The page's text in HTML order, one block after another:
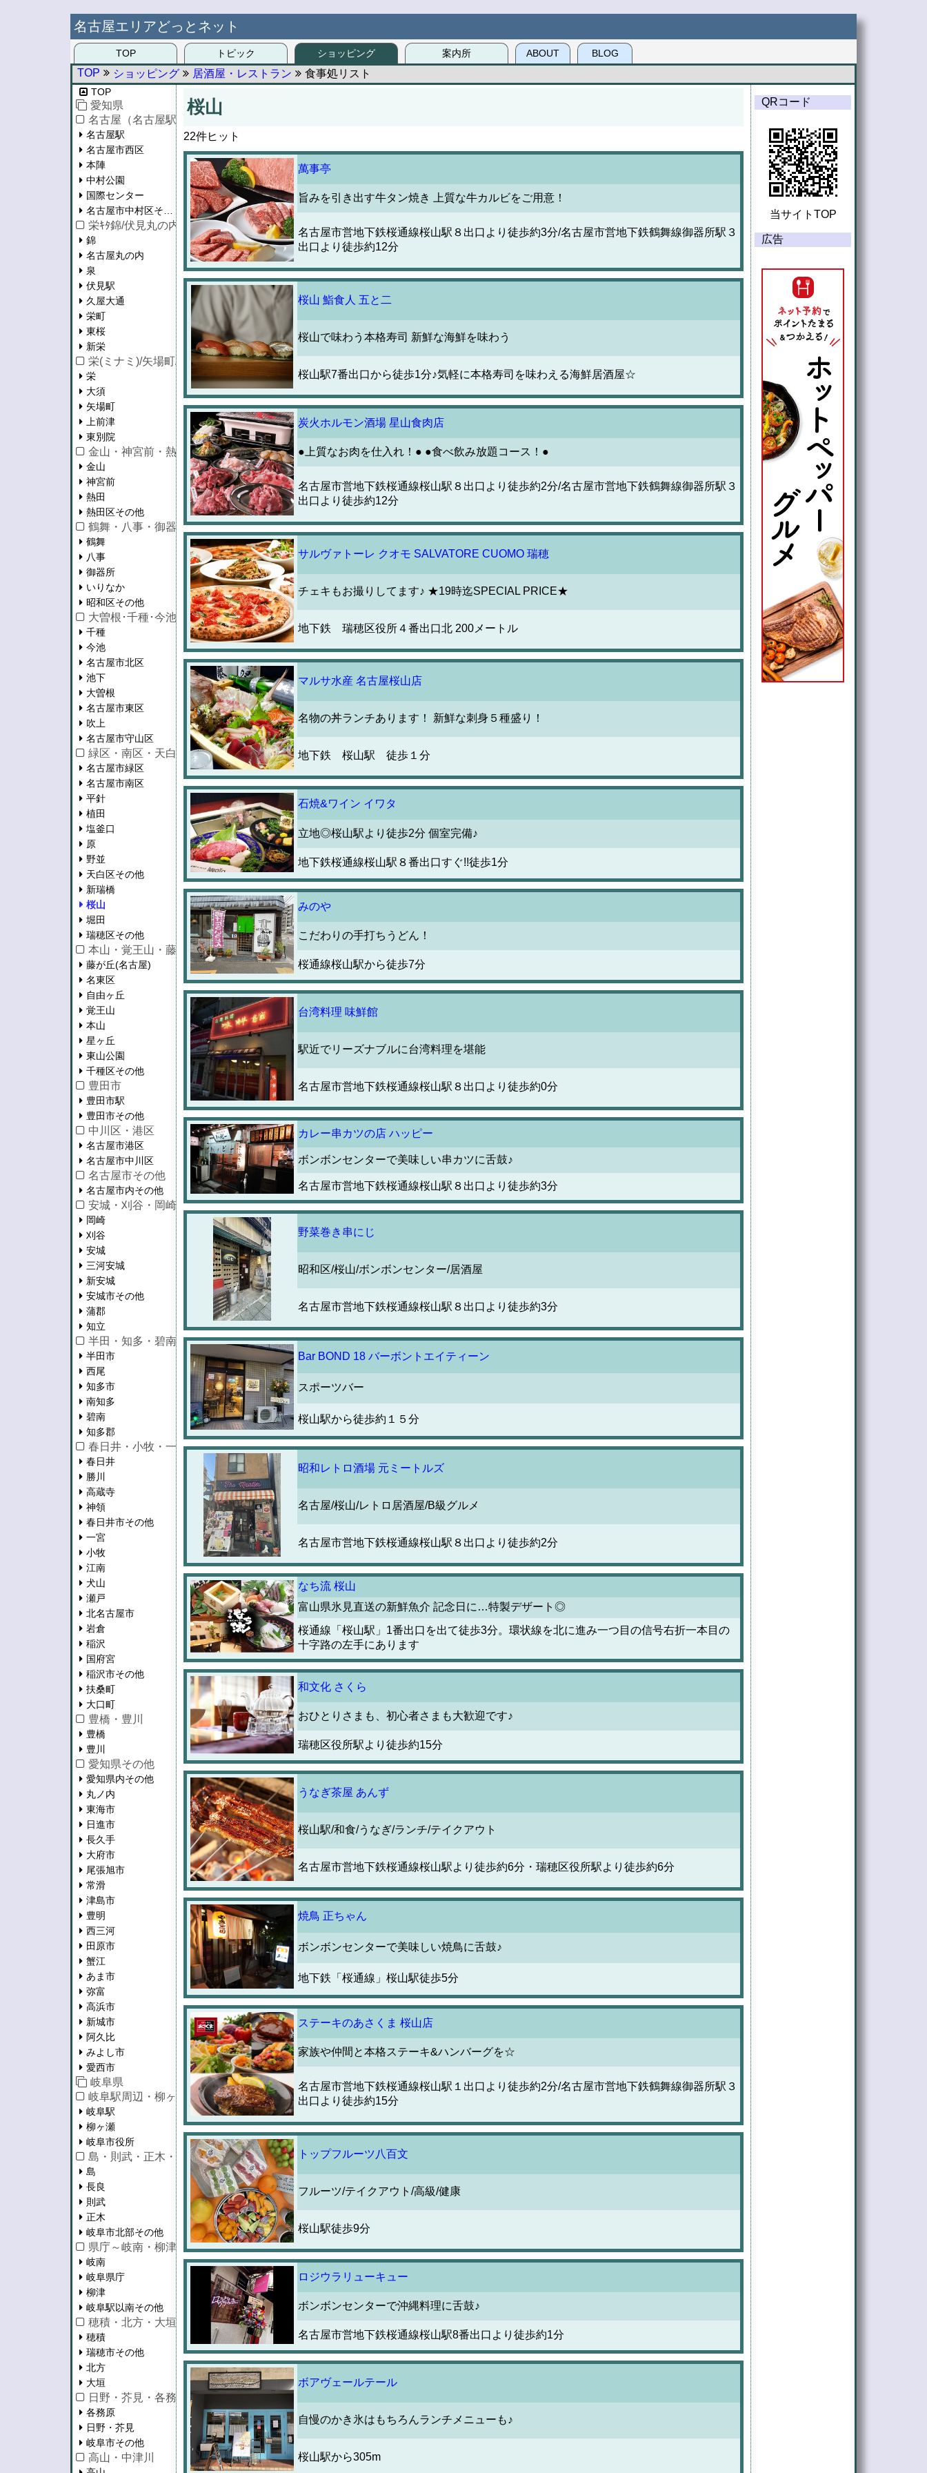
名古屋エリアどっとネット
TOP トピック ショッピング 案内所 ABOUT BLOG
TOP ショッピング 居酒屋・レストラン 食事処リスト
桜山
22件ヒット
萬事亭
旨みを引き出す牛タン焼き 上質な牛カルビをご用意！
名古屋市営地下鉄桜通線桜山駅８出口より徒歩約3分/名古屋市営地下鉄鶴舞線御器所駅３
出口より徒歩約12分
桜山 鮨食人 五と二
桜山で味わう本格寿司 新鮮な海鮮を味わう
桜山駅7番出口から徒歩1分♪気軽に本格寿司を味わえる海鮮居酒屋☆
炭火ホルモン酒場 星山食肉店
●上質なお肉を仕入れ！● ●食べ飲み放題コース！●
名古屋市営地下鉄桜通線桜山駅８出口より徒歩約2分/名古屋市営地下鉄鶴舞線御器所駅３
出口より徒歩約12分
サルヴァトーレ クオモ SALVATORE CUOMO 瑞穂
チェキもお撮りしてます♪ ★19時迄SPECIAL PRICE★
地下鉄 瑞穂区役所４番出口北 200メートル
マルサ水産 名古屋桜山店
名物の丼ランチあります！ 新鮮な刺身５種盛り！
地下鉄 桜山駅 徒歩１分
石焼&ワイン イワタ
立地◎桜山駅より徒歩2分 個室完備♪
地下鉄桜通線桜山駅８番出口すぐ!!徒歩1分
みのや
こだわりの手打ちうどん！
桜通線桜山駅から徒歩7分
台湾料理 味鮮館
駅近でリーズナブルに台湾料理を堪能
名古屋市営地下鉄桜通線桜山駅８出口より徒歩約0分
カレー串カツの店 ハッピー
ボンボンセンターで美味しい串カツに舌鼓♪
名古屋市営地下鉄桜通線桜山駅８出口より徒歩約3分
野菜巻き串にじ
昭和区/桜山/ボンボンセンター/居酒屋
名古屋市営地下鉄桜通線桜山駅８出口より徒歩約3分
Bar BOND 18 バーボントエイティーン
スポーツバー
桜山駅から徒歩約１５分
昭和レトロ酒場 元ミートルズ
名古屋/桜山/レトロ居酒屋/B級グルメ
名古屋市営地下鉄桜通線桜山駅８出口より徒歩約2分
なち流 桜山
富山県氷見直送の新鮮魚介 記念日に…特製デザート◎
桜通線「桜山駅」1番出口を出て徒歩3分。環状線を北に進み一つ目の信号右折一本目の
十字路の左手にあります
和文化 さくら
おひとりさまも、初心者さまも大歓迎です♪
瑞穂区役所駅より徒歩約15分
うなぎ茶屋 あんず
桜山駅/和食/うなぎ/ランチ/テイクアウト
名古屋市営地下鉄桜通線桜山駅より徒歩約6分・瑞穂区役所駅より徒歩約6分
焼鳥 正ちゃん
ボンボンセンターで美味しい焼鳥に舌鼓♪
地下鉄「桜通線」桜山駅徒歩5分
ステーキのあさくま 桜山店
家族や仲間と本格ステーキ&ハンバーグを☆
名古屋市営地下鉄桜通線桜山駅１出口より徒歩約2分/名古屋市営地下鉄鶴舞線御器所駅３
出口より徒歩約15分
トップフルーツ八百文
フルーツ/テイクアウト/高級/健康
桜山駅徒歩9分
ロジウラリューキュー
ボンボンセンターで沖縄料理に舌鼓♪
名古屋市営地下鉄桜通線桜山駅8番出口より徒歩約1分
ボアヴェールテール
自慢のかき氷はもちろんランチメニューも♪
桜山駅から305m
TOP
愛知県
名古屋（名古屋駅/西区/中村区）
名古屋駅
名古屋市西区
本陣
中村公園
国際センター
名古屋市中村区その他
栄ｷﾀ錦/伏見丸の内/泉/東桜/新栄
錦
名古屋丸の内
泉
伏見駅
久屋大通
栄町
東桜
新栄
栄(ミナミ)/矢場町/大須/上前津
栄
大須
矢場町
上前津
東別院
金山・神宮前・熱田区
金山
神宮前
熱田
熱田区その他
鶴舞・八事・御器所
鶴舞
八事
御器所
いりなか
昭和区その他
大曽根･千種･今池･池下･守山区
千種
今池
名古屋市北区
池下
大曽根
名古屋市東区
吹上
名古屋市守山区
緑区・南区・天白区・瑞穂区
名古屋市緑区
名古屋市南区
平針
植田
塩釜口
原
野並
天白区その他
新瑞橋
桜山
堀田
瑞穂区その他
本山・覚王山・藤が丘
藤が丘(名古屋)
名東区
自由ヶ丘
覚王山
本山
星ヶ丘
東山公園
千種区その他
豊田市
豊田市駅
豊田市その他
中川区・港区
名古屋市港区
名古屋市中川区
名古屋市その他
名古屋市内その他
安城・刈谷・岡崎・知立・蒲郡
岡崎
刈谷
安城
三河安城
新安城
安城市その他
蒲郡
知立
半田・知多・碧南・西尾
半田市
西尾
知多市
南知多
碧南
知多郡
春日井・小牧・一宮・江南・瀬戸
春日井
勝川
高蔵寺
神領
春日井市その他
一宮
小牧
江南
犬山
瀬戸
北名古屋市
岩倉
稲沢
国府宮
稲沢市その他
扶桑町
大口町
豊橋・豊川
豊橋
豊川
愛知県その他
愛知県内その他
丸ノ内
東海市
日進市
長久手
大府市
尾張旭市
常滑
津島市
豊明
西三河
田原市
蟹江
あま市
弥富
高浜市
新城市
阿久比
みよし市
愛西市
岐阜県
岐阜駅周辺・柳ヶ瀬・市役所
岐阜駅
柳ヶ瀬
岐阜市役所
島・則武・正木・長良
島
長良
則武
正木
岐阜市北部その他
県庁～岐南・柳津・岐阜駅以南
岐南
岐阜県庁
柳津
岐阜駅以南その他
穂積・北方・大垣
穂積
瑞穂市その他
北方
大垣
日野・芥見・各務原
各務原
日野・芥見
岐阜市その他
高山・中津川
QRコード
当サイトTOP
広告